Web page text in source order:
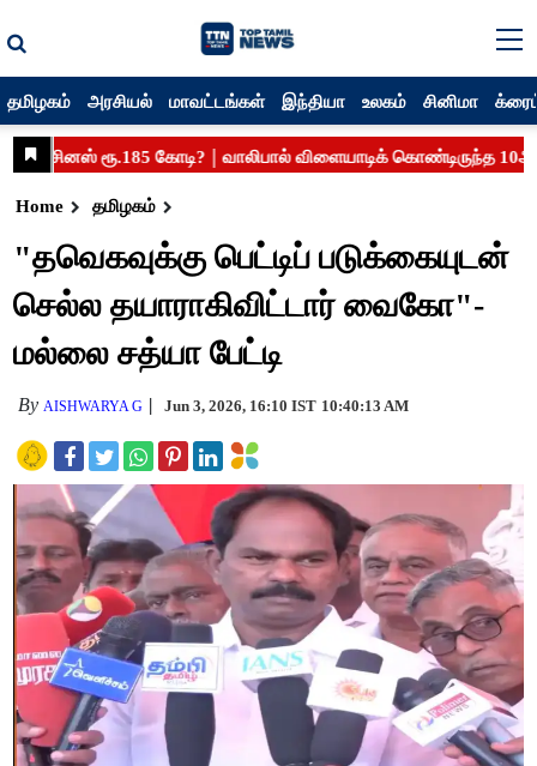
தமிழகம் அரசியல் மாவட்டங்கள் இந்தியா உலகம் சினிமா
Home தமிழகம்
"தவெகவுக்கு பெட்டிப் படுக்கையுடன்
செல்ல தயாராகிவிட்டார் வைகோ"-
மல்லை சத்யா பேட்டி
By AISHWARYA G Jun 3, 2026, 16:10 IST 10:40:13 AM